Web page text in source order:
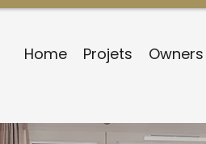
Home Projets Owners